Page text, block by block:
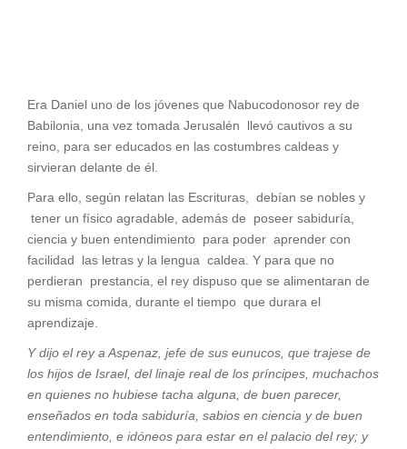
Era Daniel uno de los jóvenes que Nabucodonosor rey de
Babilonia, una vez tomada Jerusalén llevó cautivos a su
reino, para ser educados en las costumbres caldeas y
sirvieran delante de él.
Para ello, según relatan las Escrituras, debían se nobles y
tener un físico agradable, además de poseer sabiduría,
ciencia y buen entendimiento para poder aprender con
facilidad las letras y la lengua caldea. Y para que no
perdieran prestancia, el rey dispuso que se alimentaran de
su misma comida, durante el tiempo que durara el
aprendizaje.
Y dijo el rey a Aspenaz, jefe de sus eunucos, que trajese de
los hijos de Israel, del linaje real de los príncipes, muchachos
en quienes no hubiese tacha alguna, de buen parecer,
enseñados en toda sabiduría, sabios en ciencia y de buen
entendimiento, e idóneos para estar en el palacio del rey; y